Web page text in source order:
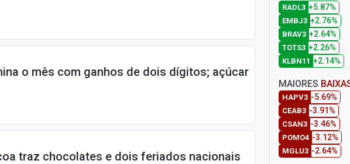
o mês com ganhos de dois dígitos; açúcar
traz chocolates e dois feriados nacionais
RADL3 +5.87%
EMBJ3 +2.76%
BRAV3 +2.64%
TOTS3 +2.26%
KLBN11 +2.14%
MAIORES
HAPV3 -5.69%
CEAB3 -3.91%
CSAN3 -3.46%
POMO4 -3.12%
MGLU3 -2.64%